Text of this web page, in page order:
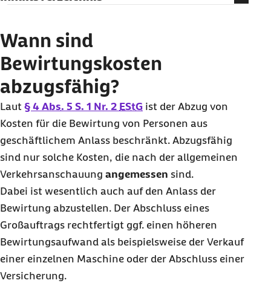
Bewirtungskosten: Voraussetzungen
Wie werden Bewirtungskosten nachgewiesen?
Bewirtungskosten: notwendige Angaben
Wann sind
Bewirtungskosten
abzugsfähig?
Laut § 4 Abs. 5 S. 1 Nr. 2 EStG ist der Abzug von
Kosten für die Bewirtung von Personen aus
geschäftlichem Anlass beschränkt. Abzugsfähig
sind nur solche Kosten, die nach der allgemeinen
Verkehrsanschauung angemessen sind.
Dabei ist wesentlich auch auf den Anlass der
Bewirtung abzustellen. Der Abschluss eines
Großauftrags rechtfertigt ggf. einen höheren
Bewirtungsaufwand als beispielsweise der Verkauf
einer einzelnen Maschine oder der Abschluss einer
Versicherung.